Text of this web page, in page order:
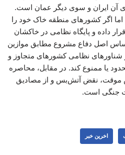
آن ایران و سوی دیگر عمان است.
اما اگر کشورهای منطقه خاک خود را
قرار داده و پایگاه نظامی در خاکشان
اصل دفاع مشروع مطابق موازین
شناورهای نظامی کشورهای متجاوز و
یا ممنوع کند. در مقابل، محاصره
موقت، نقض آتش‌بس و از مصادیق
جنگی است.
اخرین خبر